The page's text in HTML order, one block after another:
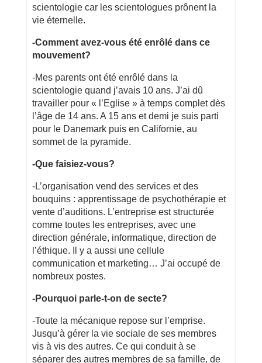
scientologie car les scientologues prônent la
vie éternelle.
-Comment avez-vous été enrôlé dans ce
mouvement?
-Mes parents ont été enrôlé dans la
scientologie quand j’avais 10 ans. J’ai dû
travailler pour « l’Eglise » à temps complet dès
l’âge de 14 ans. A 15 ans et demi je suis parti
pour le Danemark puis en Californie, au
sommet de la pyramide.
-Que faisiez-vous?
-L’organisation vend des services et des
bouquins : apprentissage de psychothérapie et
vente d’auditions. L’entreprise est structurée
comme toutes les entreprises, avec une
direction générale, informatique, direction de
l’éthique. Il y a aussi une cellule
communication et marketing… J’ai occupé de
nombreux postes.
-Pourquoi parle-t-on de secte?
-Toute la mécanique repose sur l’emprise.
Jusqu’à gérer la vie sociale de ses membres
vis à vis des autres. Ce qui conduit à se
séparer des autres membres de sa famille, de